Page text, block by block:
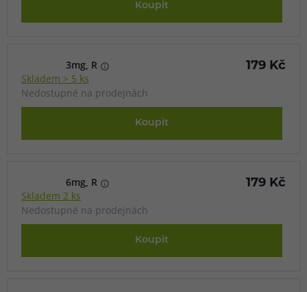
Koupit
3mg, R
Skladem > 5 ks
Nedostupné na prodejnách
179 Kč
Koupit
6mg, R
Skladem 2 ks
Nedostupné na prodejnách
179 Kč
Koupit